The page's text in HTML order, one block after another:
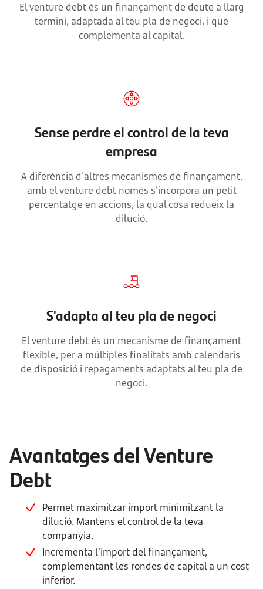
El venture debt és un finançament de deute a llarg
termini, adaptada al teu pla de negoci, i que
complementa al capital.
Sense perdre el control de la teva
empresa
A diferència d'altres mecanismes de finançament,
amb el venture debt només s'incorpora un petit
percentatge en accions, la qual cosa redueix la
dilució.
S'adapta al teu pla de negoci
El venture debt és un mecanisme de finançament
flexible, per a múltiples finalitats amb calendaris
de disposició i repagaments adaptats al teu pla de
negoci.
Avantatges del Venture
Debt
Permet maximitzar import minimitzant la
dilució. Mantens el control de la teva
companyia.
Incrementa l'import del finançament,
complementant les rondes de capital a un cost
inferior.